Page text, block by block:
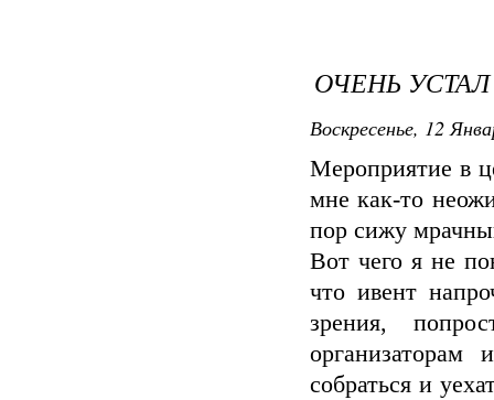
ОЧЕНЬ УСТАЛ
Воскресенье, 12
Мероприятие в
мне как-то
пор сижу
Вот чего я не
что ивент
зрения,
собраться и